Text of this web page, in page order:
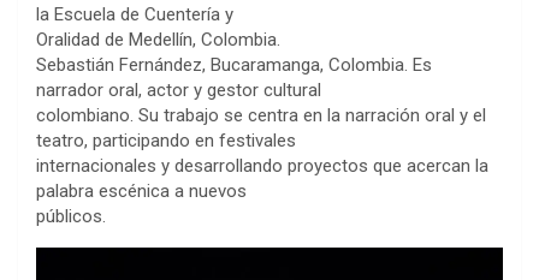
la Escuela de Cuentería y
Oralidad de Medellín, Colombia.
Sebastián Fernández, Bucaramanga, Colombia. Es
narrador oral, actor y gestor cultural
colombiano. Su trabajo se centra en la narración oral y el
teatro, participando en festivales
internacionales y desarrollando proyectos que acercan la
palabra escénica a nuevos
públicos.